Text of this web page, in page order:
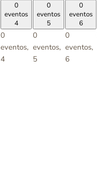
0
eventos
4
0
eventos,
4
0
eventos
5
0
eventos,
5
0
eventos
6
0
eventos,
6